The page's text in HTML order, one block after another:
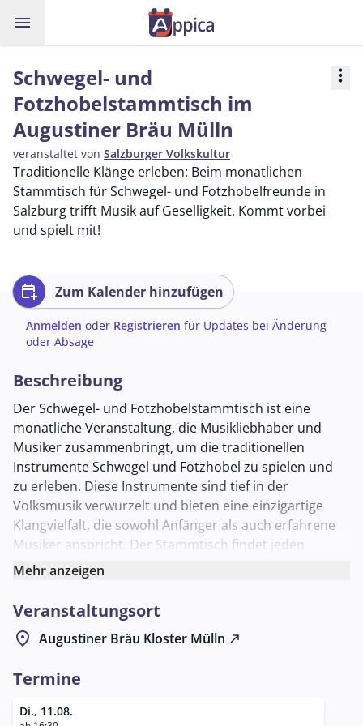
menu
Schwegel- und
Fotzhobelstammtisch im
Augustiner Bräu Mülln
veranstaltet von Salzburger Volkskultur
more_vert
Traditionelle Klänge erleben: Beim monatlichen
Stammtisch für Schwegel- und Fotzhobelfreunde in
Salzburg trifft Musik auf Geselligkeit. Kommt vorbei
und spielt mit!
calendar_add_on Zum Kalender hinzufügen
Anmelden oder Registrieren für Updates bei Änderung
oder Absage
Beschreibung
Der Schwegel- und Fotzhobelstammtisch ist eine
monatliche Veranstaltung, die Musikliebhaber und
Musiker zusammenbringt, um die traditionellen
Instrumente Schwegel und Fotzhobel zu spielen und
zu erleben. Diese Instrumente sind tief in der
Volksmusik verwurzelt und bieten eine einzigartige
Klangvielfalt, die sowohl Anfänger als auch erfahrene
Musiker anspricht. Der Stammtisch findet jeden
zweiten Dienstag im Monat statt und lädt Teilnehmer
jeden Niveaus ein, sich musikalisch auszuprobieren
und voneinander zu lernen.
Der Schwegel, ein traditionelles Blasinstrument, und
der Fotzhobel, besser bekannt als Mundharmonika,
der Volksmusik geschätzt wird. Die Veranstaltung zielt
darauf ab, diese Instrumente und die damit
Mehr anzeigen
Veranstaltungsort
location_on Augustiner Bräu Kloster Mülln north_east
Termine
Di., 11.08.